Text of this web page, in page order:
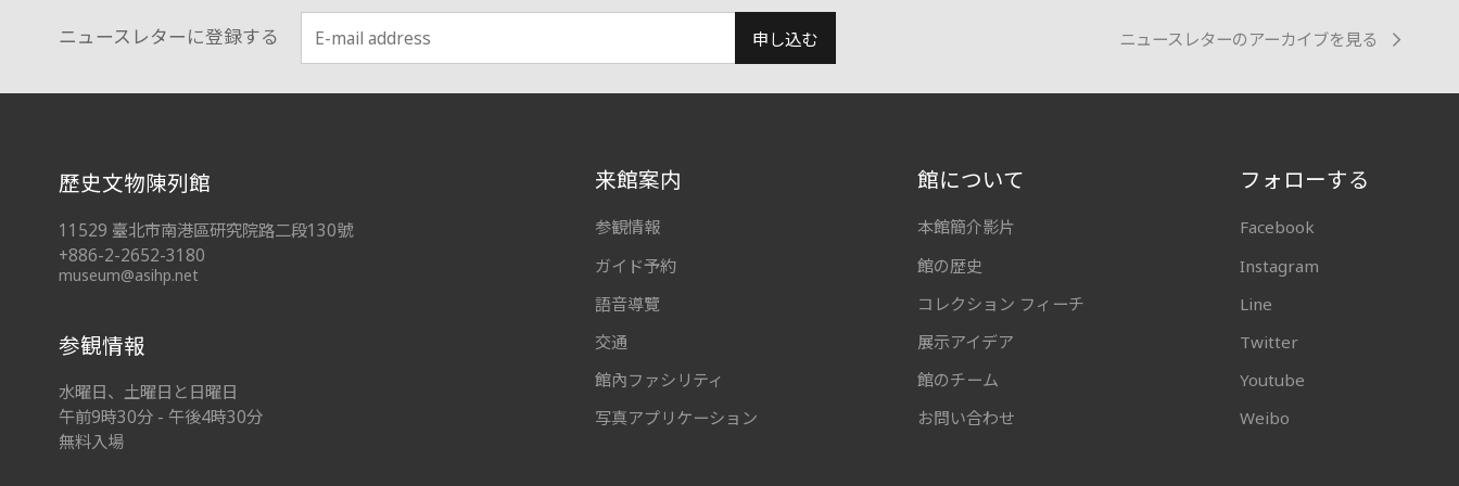
ニュースレターに登録する 申し込む ニュースレターのアーカイブを見る
:::
歷史文物陳列館
11529 臺北市南港區研究院路二段130號
+886-2-2652-3180
museum@asihp.net
参観情報
水曜日、土曜日と日曜日
午前9時30分 - 午後4時30分
無料入場
来館案内
参観情報
ガイド予約
語音導覽
交通
館內ファシリティ
写真アプリケーション
館について
本館簡介影片
館の歴史
コレクション フィーチ
展示アイデア
館のチーム
お問い合わせ
フォローする
Facebook
Instagram
Line
Twitter
Youtube
Weibo